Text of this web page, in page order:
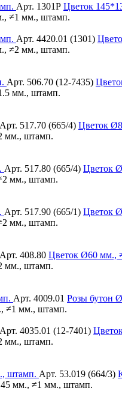
Арт. 1301Р Цветок
≠1 мм., штамп.
Арт. 4420.01 (1301)
≠2 мм., штамп.
Арт. 506.70 (12-7435)
мм., штамп.
Арт. 517.70 (665/4) Цветок
мм., штамп.
Арт. 517.80 (665/4) Цветок
мм., штамп.
Арт. 517.90 (665/1) Цветок
мм., штамп.
Арт. 408.80 Цветок Ø60 мм.,
мм., штамп.
Арт. 4009.01 Розы бутон
≠1 мм., штамп.
Арт. 4035.01 (12-7401)
мм., штамп.
Арт. 53.019 (664/3)
мм., ≠1 мм., штамп.